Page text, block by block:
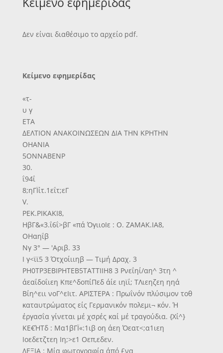
Δεν είναι διαθέσιμο το αρχείο pdf.
Κείμενο εφημερίδας
«τ-
υ γ
ΕΤΑ
ΔΕΛΤΙΟΝ ΑΝΑΚΟΙΝΩΣΕΩΝ ΔΙΑ ΤΗΝ ΚΡΗΤΗΝ
ΟΗΑΝΙΑ
5ΟΝΝΑΒΕΝΡ
30.
ΐ94ΐ
8;ηΓΪίτ.1εΐτ;εΓ
V.
ΡΕΚ.ΡΙΚΑΚΙ8,
ΗβΓ&«3.ΐ6ΐ>βΓ «πά ΌγιιοΙε : Ο. ΖΑΜΑΚ.ΙΑ8,
ΟΗαηΐβ
Νγ 3° — 'Αριβ. 33
Ι γ<ϊϊ5 3 Ότχοίιιηβ — Τιμή Δραχ. 3
ΡΗ0ΤΡ3ΕΒΙΡΗΤΕΒ5ΤΑΤΤΙΙΗ8 3 Ρνεΐηί/αη^ 3τη ^
άεαΐδοΐιεη Κπε^δοπίΠεδ άίε ιηϊί; ΤΛιεηζεη ηηά
Βίη^ειι νοΓ^εΙιτ. ΑΡΙΣΤΕΡΑ : Πρωΐνόν πλύσιμον τοθ
καταυτρώματος είς Γερμανικόν πολεμι¬ κόν. Ή
έργασΐα γίνεται μέ χσρές καί μέ τραγούδια. {Χί^}
ΚΕ€ΉΤδ : Μα1βΓΪ«:1ιβ οη άεη Όεατ<;α1ιεη
Ιοεδετζτεη Ιη;>ε1 Οεπ,εδεν.
ΔΕΞΙΑ : Μία φωτογραφία άπό £να